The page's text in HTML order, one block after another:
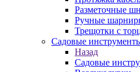
Разметочные
Ручные
Трещотки с
Садовые
Назад
Садовые